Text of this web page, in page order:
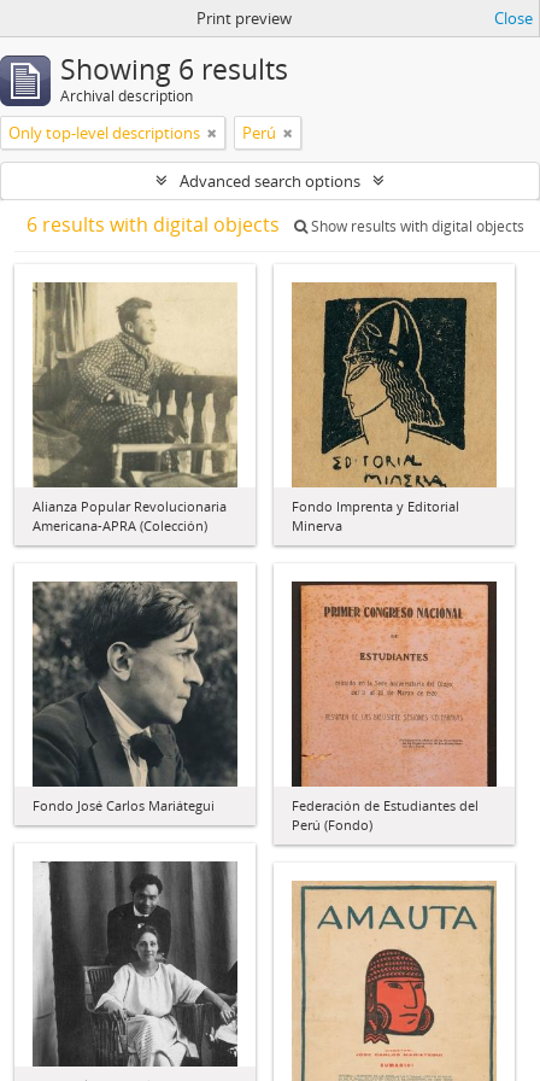
Print preview Close
Showing 6 results
Archival description
Only top-level descriptions Perú
Advanced search options
6 results with digital objects Show results with digital objects
Alianza Popular Revolucionaria
Americana-APRA (Colección)
Fondo Imprenta y Editorial
Minerva
Fondo José Carlos Mariátegui
Federación de Estudiantes del
Perú (Fondo)